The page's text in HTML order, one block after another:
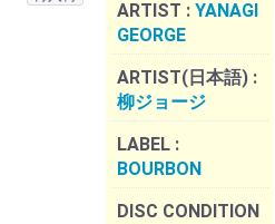
ARTIST : YANAGI
GEORGE
ARTIST(日本語) :
柳ジョージ
LABEL :
BOURBON
DISC CONDITION